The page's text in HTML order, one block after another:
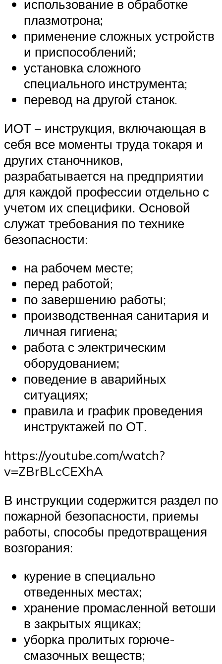
использование в обработке
плазмотрона;
применение сложных устройств
и приспособлений;
установка сложного
специального инструмента;
перевод на другой станок.
ИОТ – инструкция, включающая в
себя все моменты труда токаря и
других станочников,
разрабатывается на предприятии
для каждой профессии отдельно с
учетом их специфики. Основой
служат требования по технике
безопасности:
на рабочем месте;
перед работой;
по завершению работы;
производственная санитария и
личная гигиена;
работа с электрическим
оборудованием;
поведение в аварийных
ситуациях;
правила и график проведения
инструктажей по ОТ.
https://youtube.com/watch?
v=ZBrBLcCEXhA
В инструкции содержится раздел по
пожарной безопасности, приемы
работы, способы предотвращения
возгорания:
курение в специально
отведенных местах;
хранение промасленной ветоши
в закрытых ящиках;
уборка пролитых горюче-
смазочных веществ;